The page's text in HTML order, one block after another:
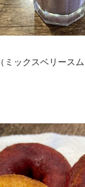
（ミックスベリースム